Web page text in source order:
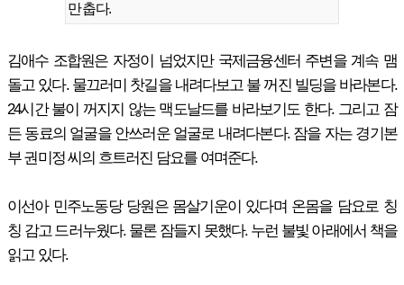
만 춥다.
김애수 조합원은 자정이 넘었지만 국제금융센터 주변을 계속 맴
돌고 있다. 물끄러미 찻길을 내려다보고 불 꺼진 빌딩을 바라본다.
24시간 불이 꺼지지 않는 맥도날드를 바라보기도 한다. 그리고 잠
든 동료의 얼굴을 안쓰러운 얼굴로 내려다본다. 잠을 자는 경기본
부 권미정 씨의 흐트러진 담요를 여며준다.
이선아 민주노동당 당원은 몸살기운이 있다며 온몸을 담요로 칭
칭 감고 드러누웠다. 물론 잠들지 못했다. 누런 불빛 아래에서 책을
읽고 있다.